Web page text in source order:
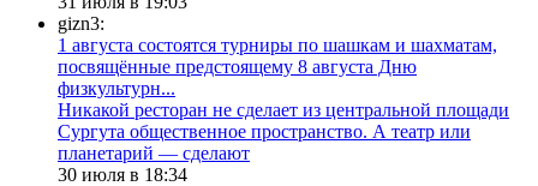
gizn3:
1 августа состоятся турниры по шашкам и шахматам,
посвящённые предстоящему 8 августа Дню
физкультурн...
​Никакой ресторан не сделает из центральной площади
Сургута общественное пространство. А театр или
планетарий — сделают
30 июля в 18:34